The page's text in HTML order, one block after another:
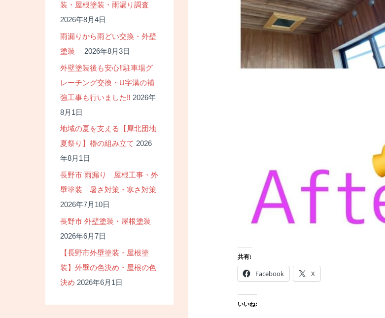
装・屋根塗装・雨漏り調査
2026年8月4日
雨漏りから雨どい交換・外壁
塗装
2026年8月3日
外壁塗装後も安心‼駐車場グ
レーチング交換・U字溝の補
強工事も行いました‼ 2026年
8月1日
地域の夏を支える【犀北団地
夏祭り】櫓の組み立て 2026
年8月1日
長野市 雨漏り 屋根工事・外
壁塗装 暑さ対策・寒さ対策
2026年7月10日
長野市 外壁塗装・屋根塗装
2026年6月7日
【長野市外壁塗装・屋根塗
装】外壁の色決め・屋根の色
決め 2026年6月1日
共有:
Facebook X
いいね: